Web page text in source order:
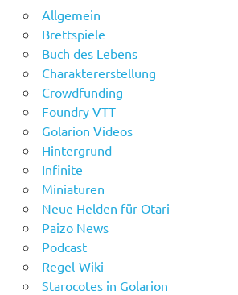
Allgemein
Brettspiele
Buch des Lebens
Charaktererstellung
Crowdfunding
Foundry VTT
Golarion Videos
Hintergrund
Infinite
Miniaturen
Neue Helden für Otari
Paizo News
Podcast
Regel-Wiki
Starocotes in Golarion